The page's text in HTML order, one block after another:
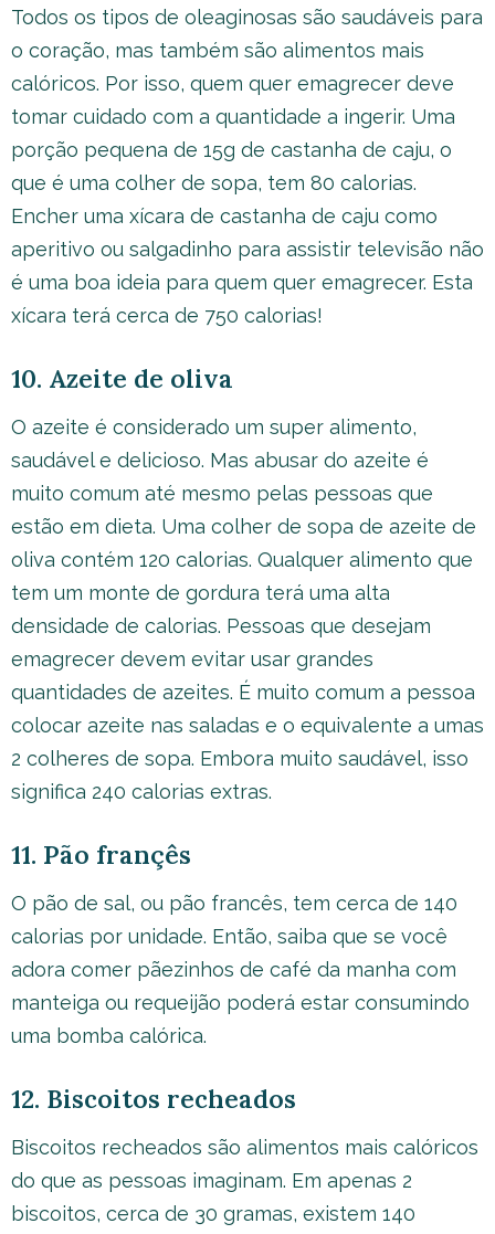
Todos os tipos de oleaginosas são saudáveis para
o coração, mas também são alimentos mais
calóricos. Por isso, quem quer emagrecer deve
tomar cuidado com a quantidade a ingerir. Uma
porção pequena de 15g de castanha de caju, o
que é uma colher de sopa, tem 80 calorias.
Encher uma xícara de castanha de caju como
aperitivo ou salgadinho para assistir televisão não
é uma boa ideia para quem quer emagrecer. Esta
xícara terá cerca de 750 calorias!
10. Azeite de oliva
O azeite é considerado um super alimento,
saudável e delicioso. Mas abusar do azeite é
muito comum até mesmo pelas pessoas que
estão em dieta. Uma colher de sopa de azeite de
oliva contém 120 calorias. Qualquer alimento que
tem um monte de gordura terá uma alta
densidade de calorias. Pessoas que desejam
emagrecer devem evitar usar grandes
quantidades de azeites. É muito comum a pessoa
colocar azeite nas saladas e o equivalente a umas
2 colheres de sopa. Embora muito saudável, isso
significa 240 calorias extras.
11. Pão françês
O pão de sal, ou pão francês, tem cerca de 140
calorias por unidade. Então, saiba que se você
adora comer pãezinhos de café da manha com
manteiga ou requeijão poderá estar consumindo
uma bomba calórica.
12. Biscoitos recheados
Biscoitos recheados são alimentos mais calóricos
do que as pessoas imaginam. Em apenas 2
biscoitos, cerca de 30 gramas, existem 140